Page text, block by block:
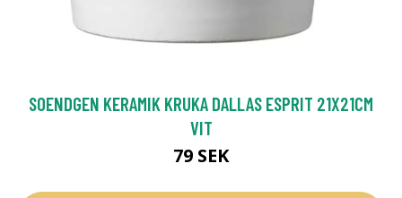
SOENDGEN KERAMIK KRUKA DALLAS ESPRIT 21X21CM
VIT
79 SEK